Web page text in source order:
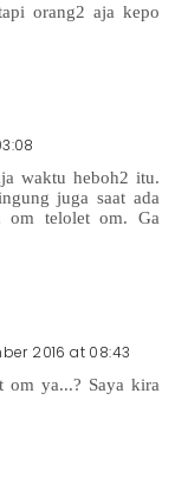
orang2 aja kepo
waktu heboh2 itu.
juga saat ada
om telolet om. Ga
2016 at 08:43
om ya...? Saya kira